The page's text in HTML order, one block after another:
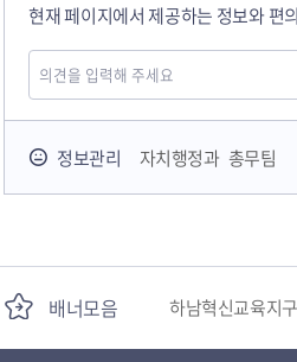
현재 페이지에서 제공하는 정보와 편
정보관리 자치행정과 총무팀
배너모음
국민안전교육플랫
하남혁신교육지구